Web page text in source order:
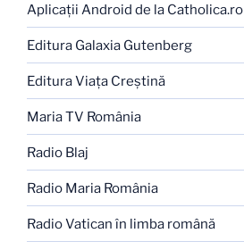
Aplicaţii Android de la Catholica.ro
Editura Galaxia Gutenberg
Editura Viaţa Creştină
Maria TV România
Radio Blaj
Radio Maria România
Radio Vatican în limba română